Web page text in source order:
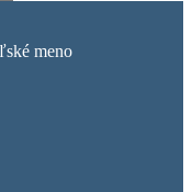
meno